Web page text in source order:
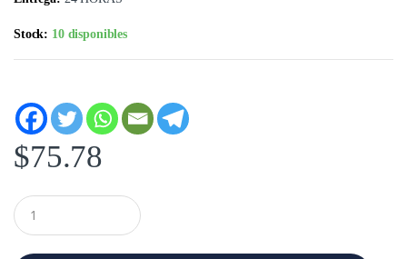
Stock: 10 disponibles
$75.78
C
a